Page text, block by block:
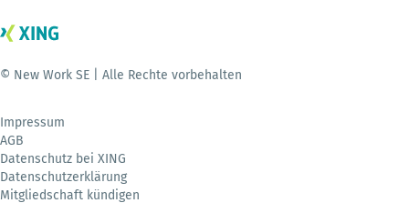
© New Work SE | Alle Rechte vorbehalten
Impressum
AGB
Datenschutz bei XING
Datenschutzerklärung
Mitgliedschaft kündigen